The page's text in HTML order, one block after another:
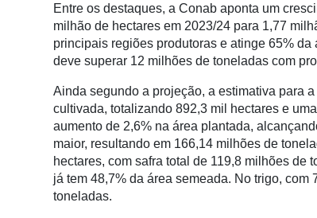
Agricultura
Empresarial
Tecnologia
Recursos
Entre os destaques, a Conab aponta um
milhão de hectares em 2023/24 para 1,77
principais regiões produtoras e atinge 65%
deve superar 12 milhões de toneladas com
Ainda segundo a projeção, a estimativa para
cultivada, totalizando 892,3 mil hectares e
aumento de 2,6% na área plantada,
maior, resultando em 166,14 milhões de
hectares, com safra total de 119,8 milhões
já tem 48,7% da área semeada. No trigo,
toneladas.